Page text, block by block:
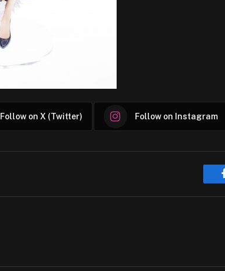
Follow on X (Twitter) Follow on Instagram